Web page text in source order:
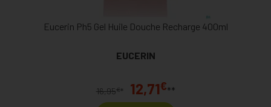
Eucerin Ph5 Gel Huile Douche Recharge 400ml
EUCERIN
16,95€ * 12,71€**